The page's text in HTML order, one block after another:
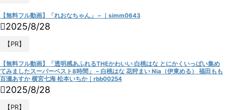
【無料フル動画】「れおなちゃん」 – ｜simm0643
2025/8/28
【PR】
【無料フル動画】「透明感あふれるTHEかわいい 白桃はな とにかくいっぱい集め
てみましたスーパーベスト8時間」 – 白桃はな 花狩まい Nia（伊東める） 福田もも
百瀬あすか 横宮七海 松本いちか｜rbb00254
2025/8/28
【PR】